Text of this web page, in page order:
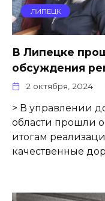
ЛИПЕЦК
В Липецке
обсуждения
2 октября, 2024
> В управлении
области прошли
итогам
качественные